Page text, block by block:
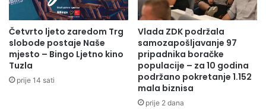
c
i
V
i
s
o
a
z
a
j
a
v
n
Četvrto ljeto zaredom Trg
slobode postaje Naše
mjesto – Bingo Ljetno kino
Tuzla
prije 14 sati
Vlada ZDK podržala
samozapošljavanje 97
pripadnika boračke
populacije – za 10 godina
podržano pokretanje 1.152
mala biznisa
prije 2 dana